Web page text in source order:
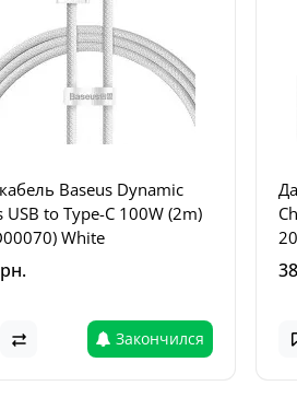
Baseus Dynamic
USB to Type-C 100W (2m)
White
Закончился